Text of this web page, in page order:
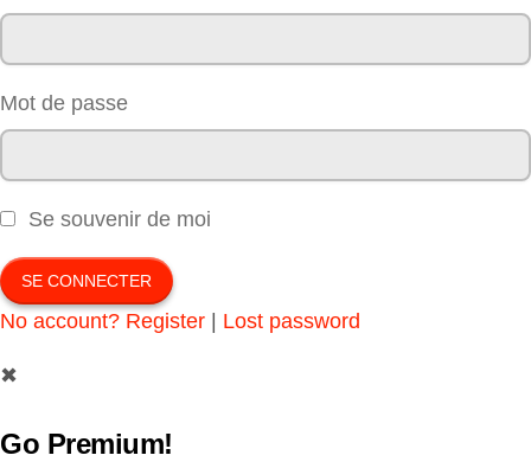
Mot de passe
Se souvenir de moi
No account? Register Lost password
✖
Go Premium!